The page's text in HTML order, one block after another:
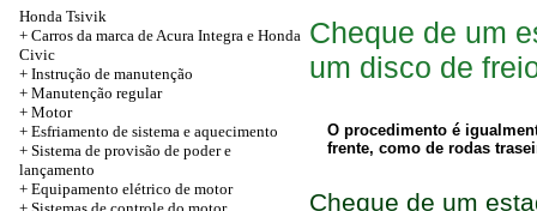
Honda Tsivik
+ Carros da marca de Acura Integra e Honda
Civic
+ Instrução de manutenção
+ Manutenção regular
+ Motor
+ Esfriamento de sistema e aquecimento
+ Sistema de provisão de poder e
lançamento
+ Equipamento elétrico de motor
Cheque de um
um disco de
O procedimento é
frente, como de rodas
Cheque de um